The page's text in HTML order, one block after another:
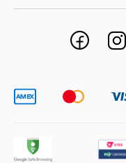
Negócios Imobiliários
Novos Fornecedores